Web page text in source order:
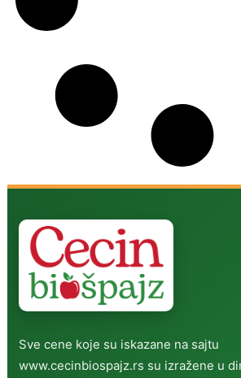
Sve cene koje su iskazane na sajtu
www.cecinbiospajz.rs su izražene u